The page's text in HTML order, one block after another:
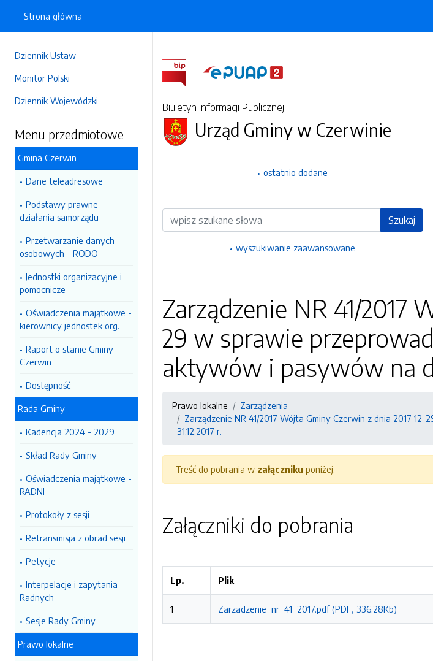
Dziennik Ustaw
Monitor Polski
Dziennik Wojewódzki
Menu przedmiotowe
Gmina Czerwin
Dane teleadresowe
Podstawy prawne
działania samorządu
Przetwarzanie danych
osobowych - RODO
Jednostki organizacyjne i
pomocnicze
Oświadczenia majątkowe -
kierownicy jednostek org.
Raport o stanie Gminy
Czerwin
Dostępność
Rada Gminy
Kadencja 2024 - 2029
Skład Rady Gminy
Oświadczenia majątkowe -
RADNI
Protokoły z sesji
Retransmisja z obrad sesji
Petycje
Interpelacje i zapytania
Radnych
Sesje Rady Gminy
Prawo lokalne
Strona główna
Biuletyn Informacji Publicznej
Urząd Gminy w Czerwinie
ostatnio dodane
Wyszukiwarka Szukaj
wyszukiwanie zaawansowane
Zarządzenie NR 41/2017
29 w sprawie
aktywów i pasywów na
Prawo lokalne
Zarządzenia
Zarządzenie NR 41/2017 Wójta Gminy Czerwin z dnia 2017-
31.12.2017 r.
Treść do pobrania w załączniku poniżej.
Załączniki do pobrania
Lp. Plik
1 Zarzadzenie_nr_41_2017.pdf (PDF, 336.28Kb)